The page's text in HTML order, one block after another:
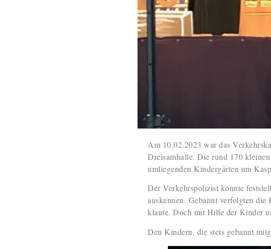
Am 10.02.2023 war das
Dreisamhalle. Die rund 170
umliegenden Kindergärten um
Der Verkehrspolizist konnte
auskennen. Gebannt verfolgten
klaute. Doch mit Hilfe der Kinder
Den Kindern, die stets gebannt